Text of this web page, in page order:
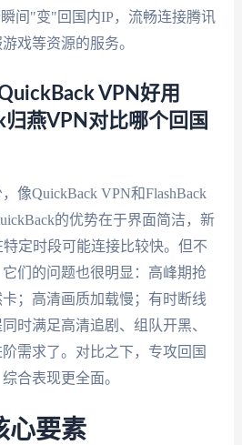
间"变"回国内IP，流畅连接腾讯
戏等资源的服务。
VPN好用
归燕VPN对比哪个回国
像QuickBack VPN和FlashBack
的优势在于界面简洁，新
定时段可能连接比较快。但不
们的问题也很明显：高峰期抢
；高清画质加载慢；有时断线
时满足高清追剧、组队开黑、
需求了。对比之下，专攻回国
合表现更全面。
心要素